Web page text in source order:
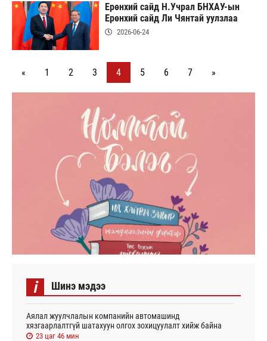
Ерөнхий сайд Н.Учрал БНХАУ-ын
Ерөнхий сайд Ли Чянтай уулзлаа
2026-06-24
« 1 2 3 4 5 6 7 »
i Шинэ мэдээ
Аялал жуулчлалын компанийн автомашинд
хязгаарлалтгүй шатахуун олгох зохицуулалт хийж байна
23 цаг 46 мин